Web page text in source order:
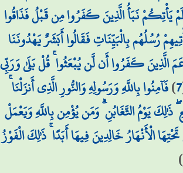
يَأْتِكُمْ نَبَأُ الَّذِينَ كَفَرُوا مِن قَبْلُ فَذَاقُوا
رُسُلُهُم بِالْبَيِّنَاتِ فَقَالُوا أَبَشَرٌ يَهْدُونَنَا
الَّذِينَ كَفَرُوا أَن لَّن يُبْعَثُوا ۚ قُلْ بَلَىٰ وَرَبِّي
7
)فَآمِنُوا بِاللَّهِ وَرَسُولِهِ وَالنُّورِ الَّذِي أَنزَلْنَا ۚ
يَوْمُ التَّغَابُنِ ۗ وَمَن يُؤْمِن بِاللَّهِ وَيَعْمَلْ
الْأَنْهَارُ خَالِدِينَ فِيهَا أَبَدًا ۚ ذَٰلِكَ الْفَوْزُ
)